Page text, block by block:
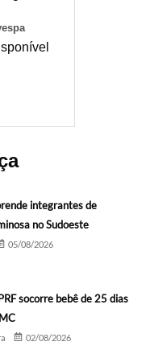
integrantes de
no Sudoeste
05/08/2026
socorre bebê de 25 dias
02/08/2026